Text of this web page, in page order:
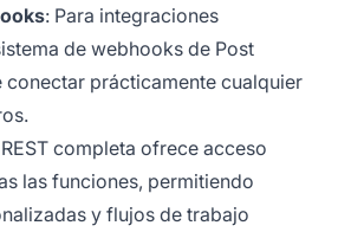
: Para integraciones
de webhooks de Post
prácticamente cualquier
REST completa ofrece acceso
las funciones, permitiendo
y flujos de trabajo